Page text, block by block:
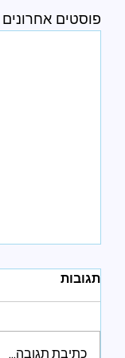
פוסטים אחרונים
תגובות
כתיבת תגובה...